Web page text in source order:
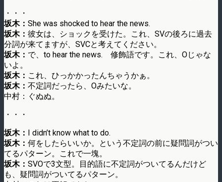
・・・
坂木： She was shocked to hear the news.
坂木： 彼女は、ショックを受けた。これ、SVの後ろに過去
分詞が来てますが、SVCと考えてください。
坂木： で、to hear the news. 修飾語です。これ、Oじゃな
いよ。
坂木： これ、ひっかかったんちゃうかぁ。
坂木： 不定詞だったら、Oみたいな。
中村：ぐぬぬ。
・・・
坂木： I didn’t know what to do.
坂木： 何をしたらいいか。という不定詞の前に疑問詞がつい
てるパターン。これで一塊。
坂木： SVOで3文型。目的語に不定詞がついてるんだけど
も、疑問詞がついてるパターン。